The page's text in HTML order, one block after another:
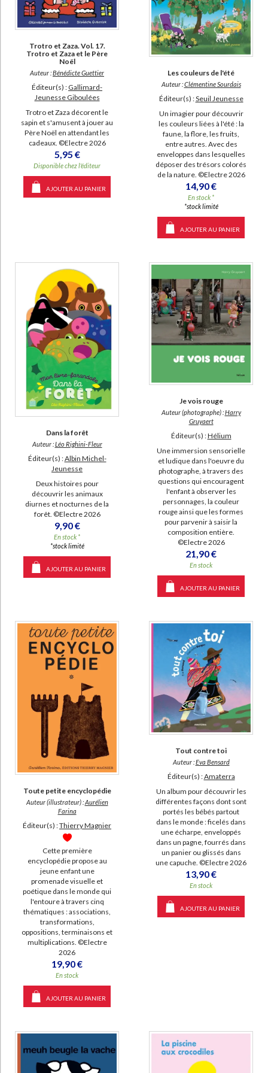
Atelier Cloro (118)
livre (8900)
poche (154)
IAD (81)
document-audio (13)
musique (9)
film (3)
L'âne Trotro (38)
Boris (20)
Pompon l'ourson (19)
Bali (18)
Bébé Balthazar (15)
Les images de Lou et Mouf (15)
Lou et Mouf (14)
DISPONIBILITÉ
epuise (22299)
disponible (9440)
manquant (836)
a-paraitre (465)
Trotro et Zaza. Vol. 17.
Trotro et Zaza et le Père
Noël
Auteur :Bénédicte Guettier
Éditeur(s) : Gallimard-
Jeunesse Giboulées
Trotro et Zaza décorent le
sapin et s'amusent à jouer au
Père Noël en attendant les
cadeaux. ©Electre 2026
5,95 €
Disponible chez l'éditeur
AJOUTER AU PANIER
Les couleurs de l'été
Auteur :Clémentine Sourdais
Éditeur(s) :Seuil Jeunesse
Un imagier pour découvrir
les couleurs liées à l'été : la
faune, la flore, les fruits,
entre autres. Avec des
enveloppes dans lesquelles
déposer des trésors colorés
de la nature. ©Electre 2026
14,90 €
En stock *
*stock limité
AJOUTER AU PANIER
Dans la forêt
Auteur :Léo Righini-Fleur
Éditeur(s) :Albin Michel-
Jeunesse
Deux histoires pour
découvrir les animaux
diurnes et nocturnes de la
forêt. ©Electre 2026
9,90 €
En stock *
*stock limité
AJOUTER AU PANIER
Je vois rouge
Auteur (photographe) :Harry
Gruyaert
Éditeur(s) :Hélium
Une immersion sensorielle
et ludique dans l'oeuvre du
photographe, à travers des
questions qui encouragent
l'enfant à observer les
personnages, la couleur
rouge ainsi que les formes
pour parvenir à saisir la
composition entière.
©Electre 2026
21,90 €
En stock
AJOUTER AU PANIER
Toute petite encyclopédie
Auteur (illustrateur) :Aurélien
Farina
Éditeur(s) :Thierry Magnier
Cette première
encyclopédie propose au
jeune enfant une
promenade visuelle et
poétique dans le monde qui
l'entoure à travers cinq
thématiques : associations,
transformations,
oppositions, terminaisons et
multiplications. ©Electre
2026
19,90 €
En stock
AJOUTER AU PANIER
Tout contre toi
Auteur :Eva Bensard
Éditeur(s) :Amaterra
Un album pour découvrir les
différentes façons dont sont
portés les bébés partout
dans le monde : ficelés dans
une écharpe, enveloppés
dans un pagne, fourrés dans
un panier ou glissés dans
une capuche. ©Electre 2026
13,90 €
En stock
AJOUTER AU PANIER